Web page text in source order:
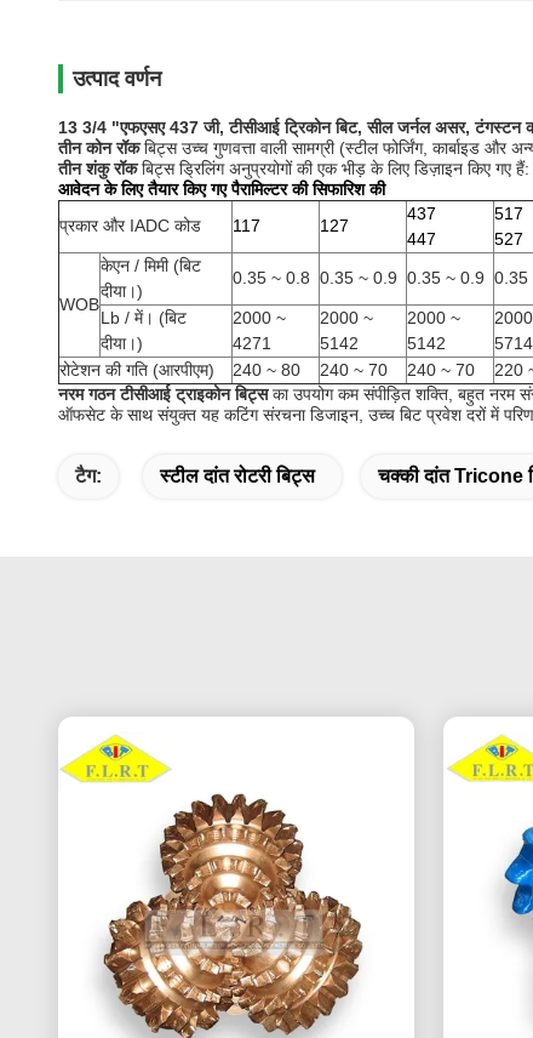
उत्पाद वर्णन
13 3/4 "एफएसए 437 जी, टीसीआई ट्रिकोन बिट, सील जर्नल असर, टंगस्टन
तीन कोन रॉकबिट्स उच्च गुणवत्ता वाली सामग्री (स्टील फोर्जिंग, कार्बाइड और
तीन शंकु रॉकबिट्स ड्रिलिंग अनुप्रयोगों की एक भीड़ के लिए डिज़ाइन किए गए हैं:
आवेदन के लिए तैयार किए गए पैरामिल्टर की सिफारिश की
प्रकार और IADC कोड
117 127
437
447
517
527
WOB
केएन / मिमी (बिट
दीया।)
0.35 ~ 0.8 0.35 ~ 0.9 0.35 ~ 0.9 0.35
Lb / में। (बिट
दीया।)
2000 ~
4271
2000 ~
5142
2000 ~
5142
5714
रोटेशन की गति (आरपीएम)
240 ~ 80 240 ~ 70 240 ~ 70 220
नरम गठन टीसीआई ट्राइकोन बिट्सका उपयोग कम संपीड़ित शक्ति, बहुत नरम
ऑफसेट के साथ संयुक्त यह कटिंग संरचना डिजाइन, उच्च बिट प्रवेश दरों में
टैग: स्टील दांत रोटरी बिट्स चक्की दांत Tricone